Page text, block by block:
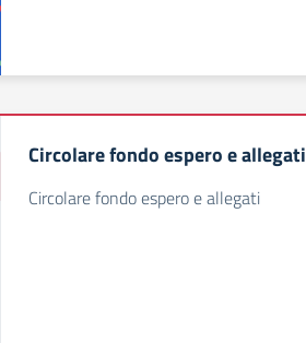
Circolare fondo espero e allegati
Circolare fondo espero e allegati